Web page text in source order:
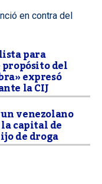
en contra del
para
del
expresó
la CIJ
venezolano
capital de
de droga